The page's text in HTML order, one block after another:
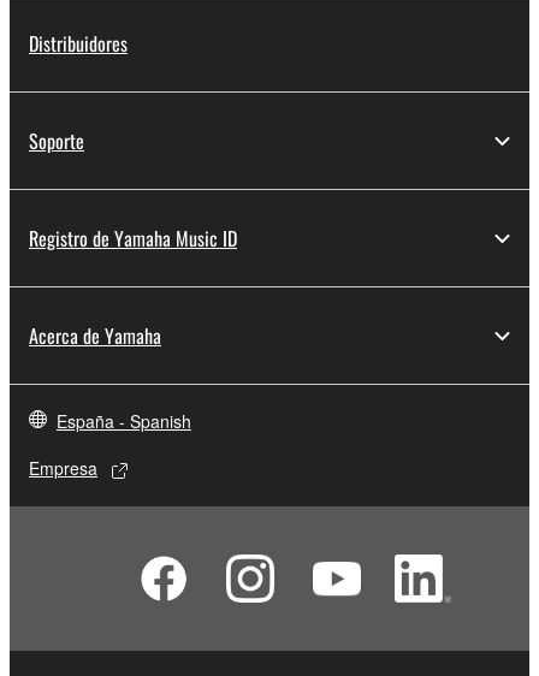
Distribuidores
Soporte
Registro de Yamaha Music ID
Acerca de Yamaha
España - Spanish
Empresa